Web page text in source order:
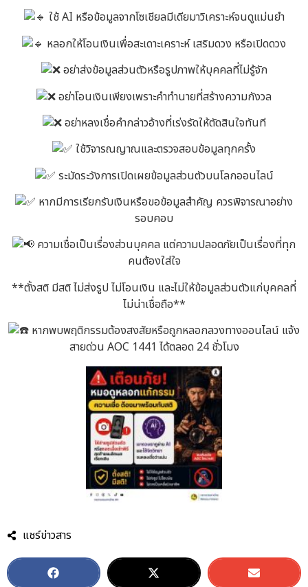
ใช้ AI หรือข้อมูลจากโซเชียลมีเดียมาวิเคราะห์จนดูแม่นยำ
หลอกให้โอนเงินเพื่อสะเดาะเคราะห์ เสริมดวง หรือเปิดดวง
อย่าส่งข้อมูลส่วนตัวหรือรูปภาพให้บุคคลที่ไม่รู้จัก
อย่าโอนเงินเพียงเพราะคำทำนายที่สร้างความกังวล
อย่าหลงเชื่อคำกล่าวอ้างที่เร่งรัดให้ตัดสินใจทันที
ใช้วิจารณญาณและตรวจสอบข้อมูลทุกครั้ง
ระมัดระวังการเปิดเผยข้อมูลส่วนตัวบนโลกออนไลน์
หากมีการเรียกรับเงินหรือขอข้อมูลสำคัญ ควรพิจารณาอย่าง
รอบคอบ
ความเชื่อเป็นเรื่องส่วนบุคคล แต่ความปลอดภัยเป็นเรื่องที่ทุก
คนต้องใส่ใจ
**ตั้งสติ มีสติ ไม่ส่งรูป ไม่โอนเงิน และไม่ให้ข้อมูลส่วนตัวแก่บุคคลที่
ไม่น่าเชื่อถือ**
หากพบพฤติกรรมต้องสงสัยหรือถูกหลอกลวงทางออนไลน์ แจ้ง
สายด่วน AOC 1441 ได้ตลอด 24 ชั่วโมง
แชร์ข่าวสาร